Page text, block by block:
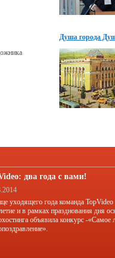
и т.д.
Душа города
два года с вами!
уходящего года команда TopVideo
и в рамках празднования дня
объявила конкурс -«Самое